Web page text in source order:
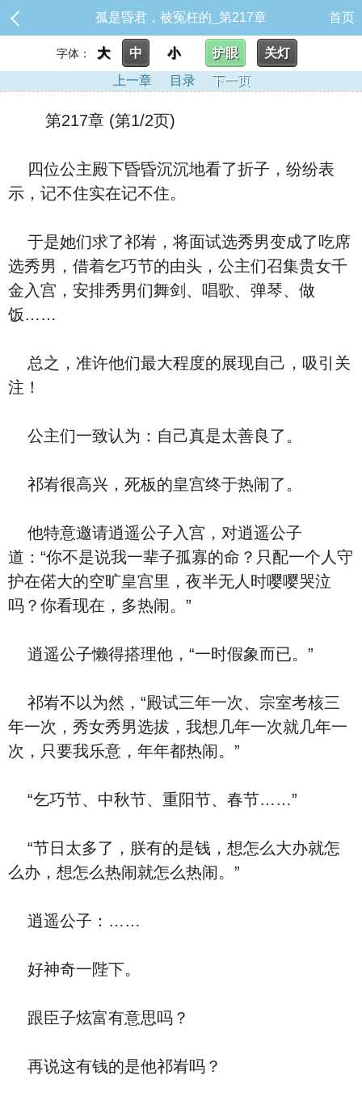
孤是昏君，被冤枉的_第217章 首页
字体： 大 中 小 护眼
关灯
上一章
目录 下一页
第217章 (第1/2页)
四位公主殿下昏昏沉沉地看了折子，纷纷表
示，记不住实在记不住。
于是她们求了祁峟，将面试选秀男变成了吃席
选秀男，借着乞巧节的由头，公主们召集贵女千
金入宫，安排秀男们舞剑、唱歌、弹琴、做
饭……
总之，准许他们最大程度的展现自己，吸引关
注！
公主们一致认为：自己真是太善良了。
祁峟很高兴，死板的皇宫终于热闹了。
他特意邀请逍遥公子入宫，对逍遥公子
道：“你不是说我一辈子孤寡的命？只配一个人守
护在偌大的空旷皇宫里，夜半无人时嘤嘤哭泣
吗？你看现在，多热闹。”
逍遥公子懒得搭理他，“一时假象而已。”
祁峟不以为然，“殿试三年一次、宗室考核三
年一次，秀女秀男选拔，我想几年一次就几年一
次，只要我乐意，年年都热闹。”
“乞巧节、中秋节、重阳节、春节……”
“节日太多了，朕有的是钱，想怎么大办就怎
么办，想怎么热闹就怎么热闹。”
逍遥公子：……
好神奇一陛下。
跟臣子炫富有意思吗？
再说这有钱的是他祁峟吗？